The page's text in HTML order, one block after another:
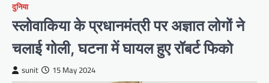
दुनिया
स्लोवाकिया के प्रधानमंत्री पर अज्ञात लोगों ने
चलाई गोली, घटना में घायल हुए रॉबर्ट फिको
sunit 15 May 2024